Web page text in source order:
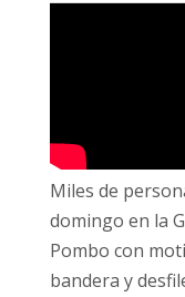
Miles de
domingo en la
Pombo con
bandera y